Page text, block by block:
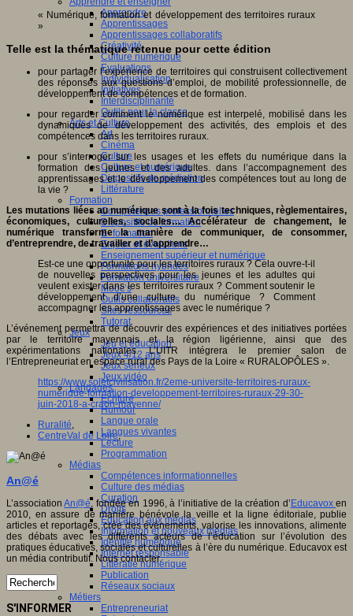
Apprendre
Apprentissages
Apprentissages collaboratifs
Créativité
Culture numérique
Evaluations
Individualisation
Initiatives
Interdisciplinarité
Outils pour la classe
Arts et Culture
Art
Cinéma
Culture
Culture et numérique
Dispositifs de médiation
Littérature
Formation
Compétences professionnelles
Dispositifs de formation
E- formation
Enjeux et évolutions
Enseignement supérieur et numérique
Formations hybrides
Formation universitaire
Mooc’s
Outils collaboratifs
Sites ressources
Tutorat
Jeux
Jeu et éducation
Jeux 4/12 ans
Jeux sérieux
Jeux vidéo
Langages
Ecriture
Humour
Langue orale
Langues vivantes
Lecture
Programmation
Médias
Compétences informationnelles
Culture des médias
Curation
Droits
Education aux médias
Information et nouveaux médias
Identité numérique
Internet responsable
Littératie numérique
Publication
Réseaux sociaux
Métiers
Entrepreneuriat
« Numérique, formation et développement des territoires ruraux
»
Telle est la thématique retenue pour cette édition
pour partager l’expérience de territoires qui construisent collectivement
des réponses aux questions d’emploi, de mobilité professionnelle, de
développement de compétences et de formation.
pour regarder comment le numérique est interpelé, mobilisé dans les
dynamiques de développement des activités, des emplois et des
compétences dans les territoires ruraux.
pour s’interroger sur les usages et les effets du numérique dans la
formation des jeunes et des adultes. dans l’accompagnement des
apprentissages et le développement des compétences tout au long de
la vie ?
Les mutations liées au numérique sont à la fois techniques, règlementaires,
économiques, culturelles, sociales… Accélérateur de changement, le
numérique transforme la manière de communiquer, de consommer,
d’entreprendre, de travailler et d’apprendre…
Est-ce une opportunité pour les territoires ruraux ? Cela ouvre-t-il
de nouvelles perspectives pour les jeunes et les adultes qui
veulent exister dans les territoires ruraux ? Comment soutenir le
développement d’une culture du numérique ? Comment
accompagner les apprentissages avec le numérique ?
L’événement permettra de découvrir des expériences et des initiatives portées
par le territoire mayennais et la région ligérienne, ainsi que des
expérimentations nationales. L’UITR intégrera le premier salon de
l’Entrepreneuriat en espace rural des Pays de la Loire « RURALOPÔLES ».
https://www.soletcivilisation.fr/2eme-universite-territoires-ruraux-
numerique-formation-developpement-territoires-ruraux-29-30-
juin-2018-a-craon-mayenne/
Ruralité,
CentreVal de Loire,
An@é
L’associationAn@é, fondée en 1996, à l’initiative de la création d’ Educavoxen
2010, en assure de manière bénévole la veille et la ligne éditoriale, publie
articles et reportages, crée des événements, valorise les innovations, alimente
des débats avec les différents acteurs de l’éducation sur l’évolution des
pratiques éducatives, sociales et culturelles à l’ère du numérique. Educavox est
un média contributif. Nous contacter.
S'INFORMER